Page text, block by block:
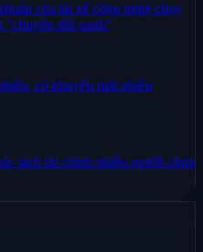
của tài xế công nghệ chạy
"chuyển đổi xanh"
có khuyến mãi nhiều
tách tài chính nhiều người chưa